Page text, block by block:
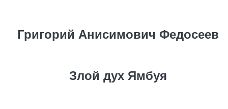
Григорий Анисимович Федосеев
Злой дух Ямбуя